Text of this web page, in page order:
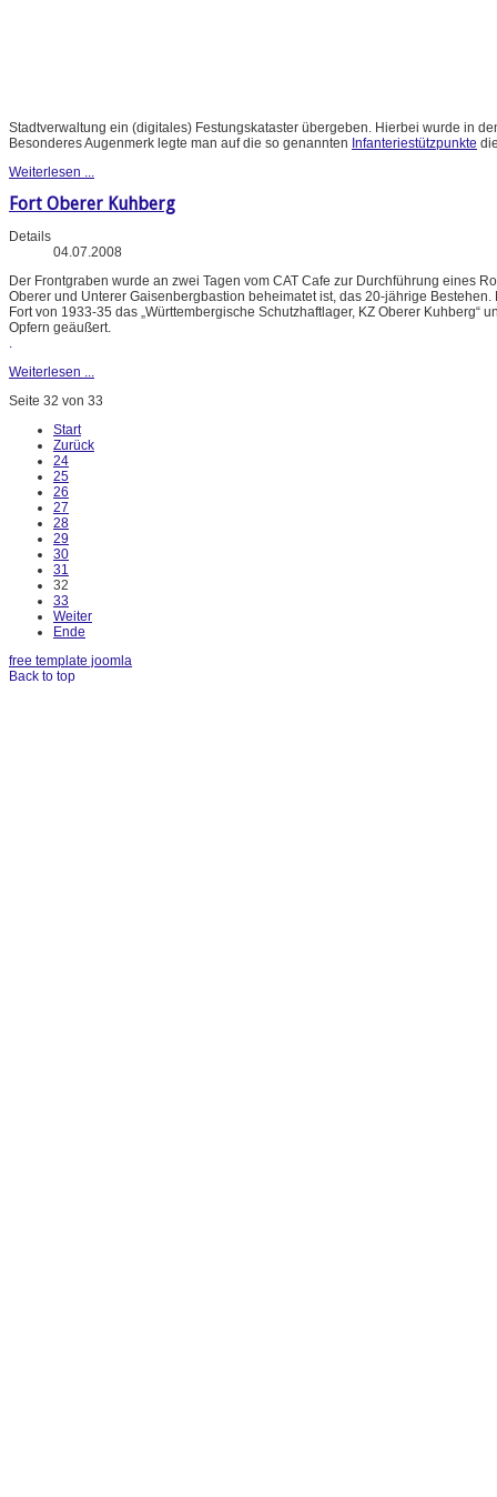
Stadtverwaltung ein (digitales) Festungskataster übergeben. Hierbei wurde in
Besonderes Augenmerk legte man auf die so genannten Infanteriestützpunkte
Weiterlesen ...
Fort Oberer Kuhberg
Details
04.07.2008
Der Frontgraben wurde an zwei Tagen vom CAT Cafe zur Durchführung eines
Oberer und Unterer Gaisenbergbastion beheimatet ist, das 20-jährige
Fort von 1933-35 das „Württembergische Schutzhaftlager, KZ Oberer
Opfern geäußert.
.
Weiterlesen ...
Seite 32 von 33
Start
Zurück
24
25
26
27
28
29
30
31
32
33
Weiter
Ende
free template joomla
Back to top